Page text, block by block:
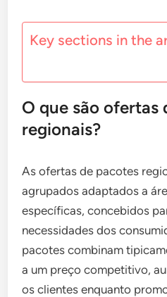
Key sections in the
O que são ofertas
regionais?
As ofertas de pacotes
agrupados adaptados a
específicas, concebidos
necessidades dos
pacotes combinam
a um preço competitivo,
os clientes enquanto